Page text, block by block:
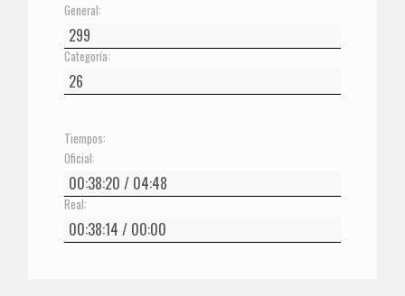
General:
Categoría:
Tiempos:
Oficial:
Real: